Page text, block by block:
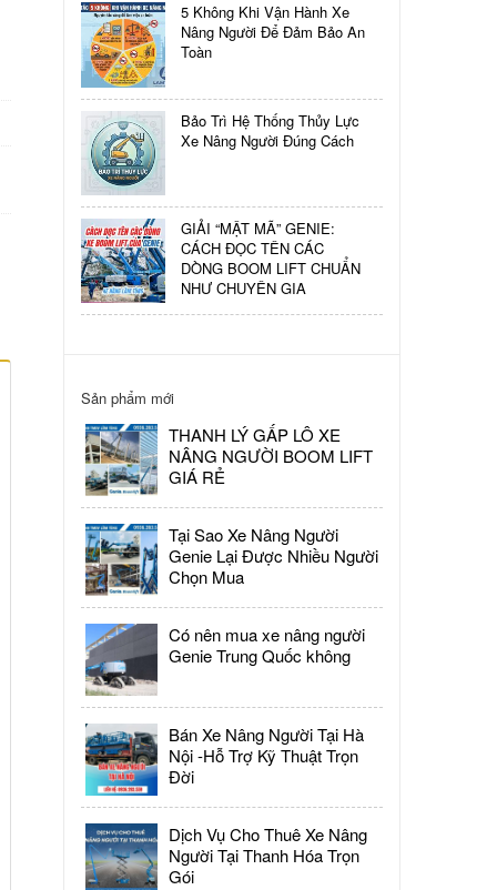
5 Không Khi Vận Hành Xe
Nâng Người Để Đảm Bảo An
Toàn
Bảo Trì Hệ Thống Thủy Lực
Xe Nâng Người Đúng Cách
GIẢI “MẬT MÃ” GENIE:
CÁCH ĐỌC TÊN CÁC
DÒNG BOOM LIFT CHUẨN
NHƯ CHUYÊN GIA
Sản phẩm mới
THANH LÝ GẤP LÔ XE
NÂNG NGƯỜI BOOM LIFT
GIÁ RẺ
Tại Sao Xe Nâng Người
Genie Lại Được Nhiều Người
Chọn Mua
Có nên mua xe nâng người
Genie Trung Quốc không
Bán Xe Nâng Người Tại Hà
Nội -Hỗ Trợ Kỹ Thuật Trọn
Đời
Dịch Vụ Cho Thuê Xe Nâng
Người Tại Thanh Hóa Trọn
Gói